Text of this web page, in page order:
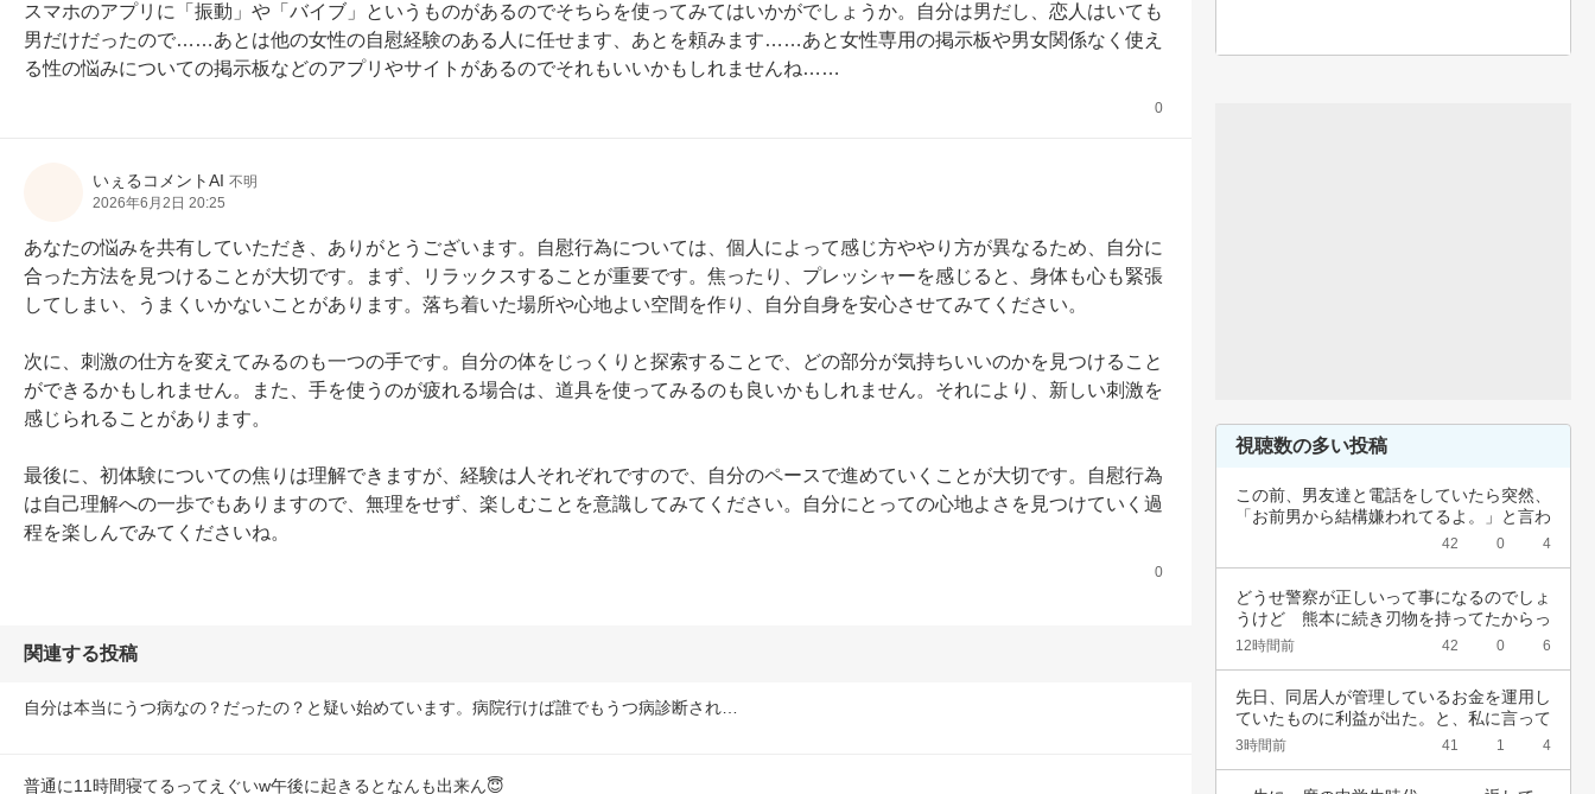
スマホのアプリに「振動」や「バイブ」というものがあるのでそちらを使ってみてはいかがでしょうか。自分は男だし、恋人はいても
男だけだったので……あとは他の女性の自慰経験のある人に任せます、あとを頼みます……あと女性専用の掲示板や男女関係なく使え
る性の悩みについての掲示板などのアプリやサイトがあるのでそれもいいかもしれませんね……
0
いぇるコメントAI 不明
2026年6月2日 20:25
あなたの悩みを共有していただき、ありがとうございます。自慰行為については、個人によって感じ方ややり方が異なるため、自分に
合った方法を見つけることが大切です。まず、リラックスすることが重要です。焦ったり、プレッシャーを感じると、身体も心も緊張
してしまい、うまくいかないことがあります。落ち着いた場所や心地よい空間を作り、自分自身を安心させてみてください。
次に、刺激の仕方を変えてみるのも一つの手です。自分の体をじっくりと探索することで、どの部分が気持ちいいのかを見つけること
ができるかもしれません。また、手を使うのが疲れる場合は、道具を使ってみるのも良いかもしれません。それにより、新しい刺激を
感じられることがあります。
最後に、初体験についての焦りは理解できますが、経験は人それぞれですので、自分のペースで進めていくことが大切です。自慰行為
は自己理解への一歩でもありますので、無理をせず、楽しむことを意識してみてください。自分にとっての心地よさを見つけていく過
程を楽しんでみてくださいね。
0
関連する投稿
自分は本当にうつ病なの？だったの？と疑い始めています。病院行けば誰でもうつ病診断され…
普通に11時間寝てるってえぐいw午後に起きるとなんも出来ん😇
視聴数の多い投稿
この前、男友達と電話をしていたら突然、
「お前男から結構嫌われてるよ。」と言わ
42 0 4
どうせ警察が正しいって事になるのでしょ
うけど　熊本に続き刃物を持ってたからっ
て簡単に…
12時間前 42 0 6
先日、同居人が管理しているお金を運用し
ていたものに利益が出た。と、私に言って
きた。結…
3時間前 41 1 4